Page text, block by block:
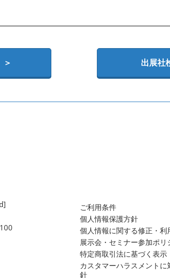
出展
ご利用条件
個人情報保護方針
個人情報に関する修正・利
展示会・セミナー参加ポリ
特定商取引法に基づく表示
カスタマーハラスメントに
針